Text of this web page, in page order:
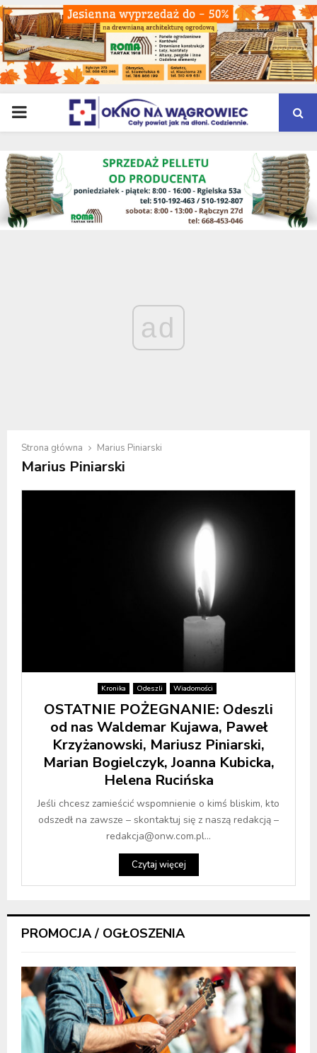
PRIMARY
MENU
ad
Strona główna Marius Piniarski
Marius Piniarski
Kronika Odeszli Wiadomości
OSTATNIE POŻEGNANIE: Odeszli
od nas Waldemar Kujawa, Paweł
Krzyżanowski, Mariusz Piniarski,
Marian Bogielczyk, Joanna Kubicka,
Helena Rucińska
Jeśli chcesz zamieścić wspomnienie o kimś bliskim, kto
odszedł na zawsze – skontaktuj się z naszą redakcją –
redakcja@onw.com.pl...
Czytaj więcej
PROMOCJA / OGŁOSZENIA